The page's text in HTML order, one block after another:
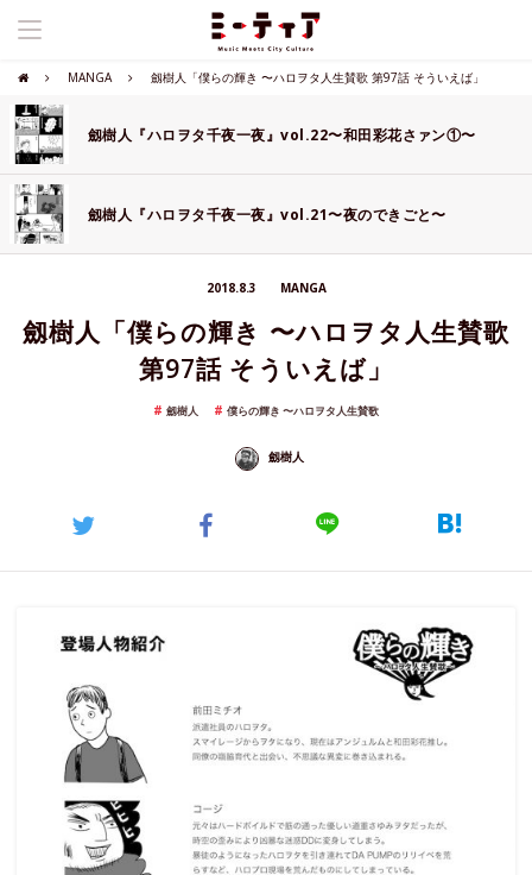
MANGA 劔樹人「僕らの輝き 〜ハロヲタ人生賛歌 第97話 そういえば」
劔樹人『ハロヲタ千夜一夜』vol.22〜和田彩花さァン①〜
劔樹人『ハロヲタ千夜一夜』vol.21〜夜のできごと〜
2018.8.3 MANGA
劔樹人「僕らの輝き 〜ハロヲタ人生賛歌
第97話 そういえば」
劔樹人 僕らの輝き 〜ハロヲタ人生賛歌
劔樹人